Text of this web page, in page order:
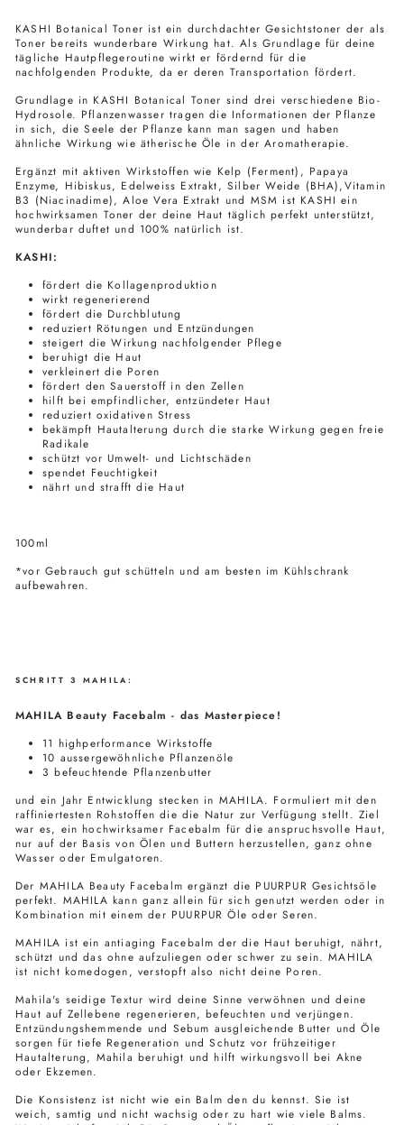
KASHI Botanical Toner ist ein durchdachter Gesichtstoner der als
Toner bereits wunderbare Wirkung hat. Als Grundlage für deine
tägliche Hautpflegeroutine wirkt er fördernd für die
nachfolgenden Produkte, da er deren Transportation fördert.
Grundlage in KASHI Botanical Toner sind drei verschiedene Bio-
Hydrosole. Pflanzenwasser tragen die Informationen der Pflanze
in sich, die Seele der Pflanze kann man sagen und haben
ähnliche Wirkung wie ätherische Öle in der Aromatherapie.
Ergänzt mit aktiven Wirkstoffen wie Kelp (Ferment), Papaya
Enzyme, Hibiskus, Edelweiss Extrakt, Silber Weide (BHA),Vitamin
B3 (Niacinadime), Aloe Vera Extrakt und MSM ist KASHI ein
hochwirksamen Toner der deine Haut täglich perfekt unterstützt,
wunderbar duftet und 100% natürlich ist.
KASHI:
fördert die Kollagenproduktion
wirkt regenerierend
fördert die Durchblutung
reduziert Rötungen und Entzündungen
steigert die Wirkung nachfolgender Pflege
beruhigt die Haut
verkleinert die Poren
fördert den Sauerstoff in den Zellen
hilft bei empfindlicher, entzündeter Haut
reduziert oxidativen Stress
bekämpft Hautalterung durch die starke Wirkung gegen freie
Radikale
schützt vor Umwelt- und Lichtschäden
spendet Feuchtigkeit
nährt und strafft die Haut
100ml
*vor Gebrauch gut schütteln und am besten im Kühlschrank
aufbewahren.
SCHRITT 3 MAHILA:
MAHILA Beauty Facebalm - das Masterpiece!
11 highperformance Wirkstoffe
10 aussergewöhnliche Pflanzenöle
3 befeuchtende Pflanzenbutter
und ein Jahr Entwicklung stecken in MAHILA. Formuliert mit den
raffiniertesten Rohstoffen die die Natur zur Verfügung stellt. Ziel
war es, ein hochwirksamer Facebalm für die anspruchsvolle Haut,
nur auf der Basis von Ölen und Buttern herzustellen, ganz ohne
Wasser oder Emulgatoren.
Der MAHILA Beauty Facebalm ergänzt die PUURPUR Gesichtsöle
perfekt. MAHILA kann ganz allein für sich genutzt werden oder in
Kombination mit einem der PUURPUR Öle oder Seren.
MAHILA ist ein antiaging Facebalm der die Haut beruhigt, nährt,
schützt und das ohne aufzuliegen oder schwer zu sein. MAHILA
ist nicht komedogen, verstopft also nicht deine Poren.
Mahila's seidige Textur wird deine Sinne verwöhnen und deine
Haut auf Zellebene regenerieren, befeuchten und verjüngen.
Entzündungshemmende und Sebum ausgleichende Butter und Öle
sorgen für tiefe Regeneration und Schutz vor frühzeitiger
Hautalterung, Mahila beruhigt und hilft wirkungsvoll bei Akne
oder Ekzemen.
Die Konsistenz ist nicht wie ein Balm den du kennst. Sie ist
weich, samtig und nicht wachsig oder zu hart wie viele Balms.